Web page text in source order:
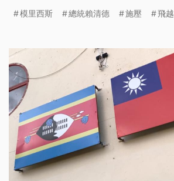
治施壓，讓第三國臨時變更航權。
模里西斯 總統賴清德 施壓 飛越